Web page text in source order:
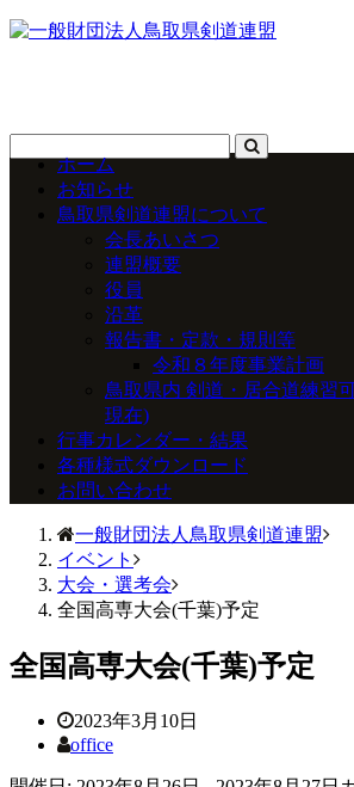
ホーム
お知らせ
鳥取県剣道連盟について
会長あいさつ
連盟概要
役員
沿革
報告書・定款・規則等
令和８年度事業計画
鳥取県内 剣道・居合道練習
現在)
行事カレンダー・結果
各種様式ダウンロード
お問い合わせ
一般財団法人鳥取県剣道連盟
イベント
大会・選考会
全国高専大会(千葉)予定
全国高専大会(千葉)予定
2023年3月10日
office